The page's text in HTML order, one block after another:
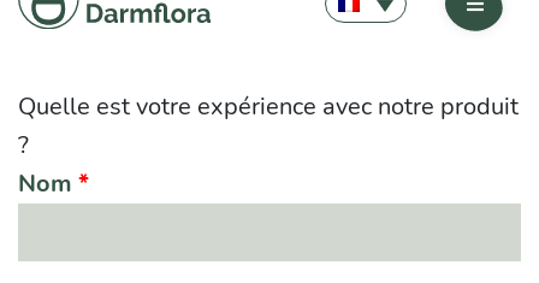
Quelle est votre expérience avec notre produit
?
Nom *